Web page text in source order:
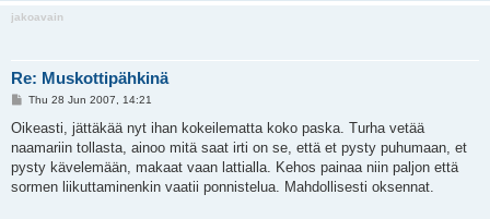
jakoavain
Re: Muskottipähkinä
P
s
Thu 28 Jun 2007, 14:21
Oikeasti, jättäkää nyt ihan kokeilematta koko paska. Turha vetää
naamariin tollasta, ainoo mitä saat irti on se, että et pysty puhumaan, et
pysty kävelemään, makaat vaan lattialla. Kehos painaa niin paljon että
sormen liikuttaminenkin vaatii ponnistelua. Mahdollisesti oksennat.